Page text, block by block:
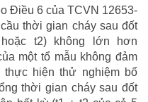
Điều 6 của TCVN 12653-
thời gian cháy sau đốt
t2) không lớn hơn
một tổ mẫu không đảm
hiện thử nghiệm bổ
thời gian cháy sau đốt